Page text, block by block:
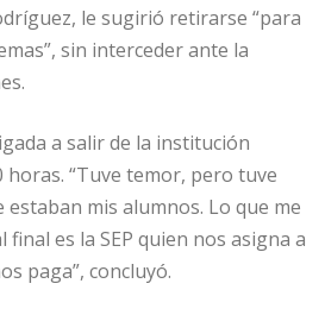
le sugirió retirarse “para
sin interceder ante la
a salir de la institución
horas. “Tuve temor, pero tuve
mis alumnos. Lo que me
es la SEP quien nos asigna a
paga”, concluyó.